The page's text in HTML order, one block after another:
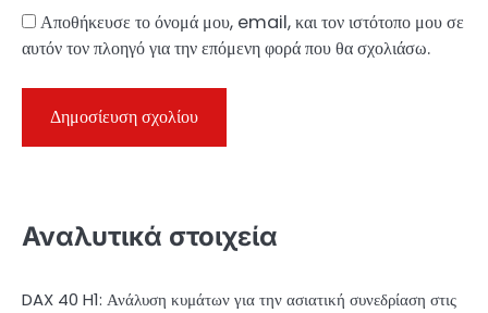
Αποθήκευσε το όνομά μου, email, και τον ιστότοπο μου σε
αυτόν τον πλοηγό για την επόμενη φορά που θα σχολιάσω.
Αναλυτικά στοιχεία
DAX 40 H1: Ανάλυση κυμάτων για την ασιατική συνεδρίαση στις